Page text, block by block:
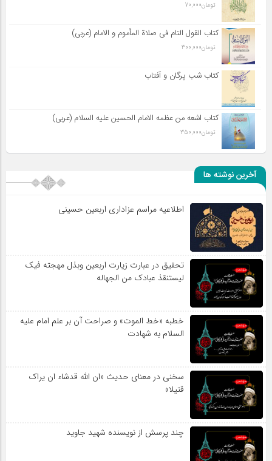
تومان70,000
کتاب القول التام فی صلاة المأموم و الامام (عربی)
تومان300,000
کتاب شب پرگان و آفتاب
کتاب اشعه من عظمه الامام الحسین علیه السلام (عربی)
تومان350,000
آخرین نوشته ها
اطلاعیه مراسم عزاداری اربعین حسینی
تحقیق در عبارت زیارت اربعین وبذل مهجته فیک
لیستنقذ عبادک من الجهاله
خطبه «خط الموت» و صراحت آن بر علم امام علیه
السلام به شهادت
سخنی در معنای حدیث «ان الله قدشاء ان یراک
قتیلا»
چند پرسش از نویسنده شهید جاوید